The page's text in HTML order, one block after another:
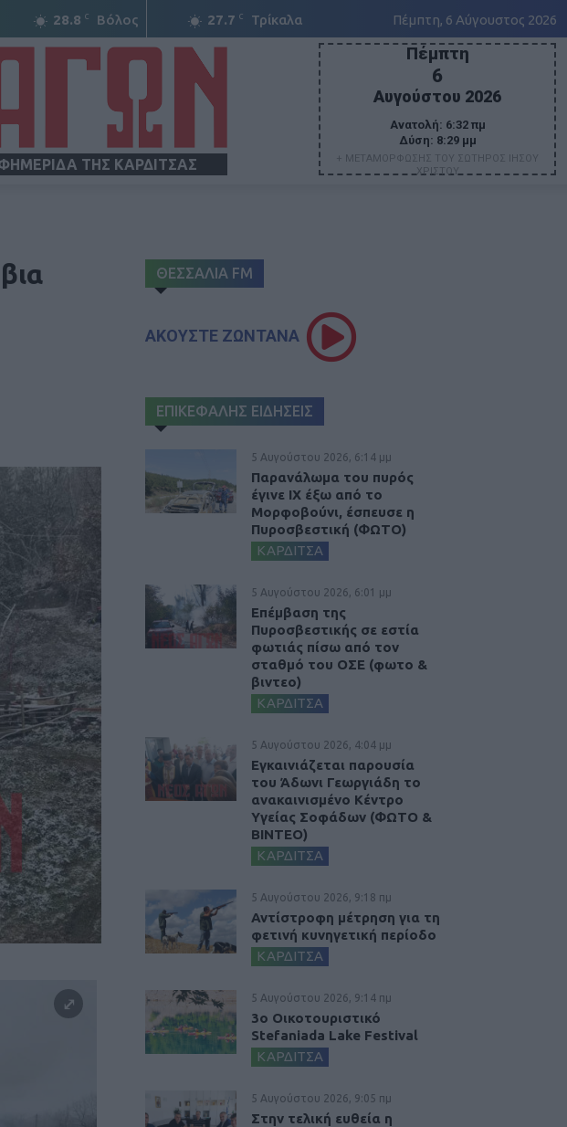
28.8 C Βόλος 27.7 C Τρίκαλα Πέμπτη, 6 Αύγουστος 2026
ΤΗΣ ΚΑΡΔΙΤΣΑΣ
Πέμπτη
6
Αυγούστου 2026
Ανατολή: 6:32 πμ
Δύση: 8:29 μμ
+ ΜΕΤΑΜΟΡΦΩΣΗΣ ΤΟΥ ΣΩΤΗΡΟΣ ΙΗΣΟΥ
ΧΡΙΣΤΟΥ
ΘΕΣΣΑΛΙΑ FM
ΑΚΟΥΣΤΕ ΖΩΝΤΑΝΑ
ΕΠΙΚΕΦΑΛΗΣ ΕΙΔΗΣΕΙΣ
5 Αυγούστου 2026, 6:14 μμ
Παρανάλωμα του πυρός
έγινε ΙΧ έξω από το
Μορφοβούνι, έσπευσε η
Πυροσβεστική (ΦΩΤΟ)
ΚΑΡΔΙΤΣΑ
5 Αυγούστου 2026, 6:01 μμ
Επέμβαση της
Πυροσβεστικής σε εστία
φωτιάς πίσω από τον
σταθμό του ΟΣΕ (φωτο &
βιντεο)
ΚΑΡΔΙΤΣΑ
5 Αυγούστου 2026, 4:04 μμ
Εγκαινιάζεται παρουσία
του Άδωνι Γεωργιάδη το
ανακαινισμένο Κέντρο
Υγείας Σοφάδων (ΦΩΤΟ &
ΒΙΝΤΕΟ)
ΚΑΡΔΙΤΣΑ
5 Αυγούστου 2026, 9:18 πμ
Αντίστροφη μέτρηση για τη
φετινή κυνηγετική περίοδο
ΚΑΡΔΙΤΣΑ
5 Αυγούστου 2026, 9:14 πμ
3ο Οικοτουριστικό
Stefaniada Lake Festival
ΚΑΡΔΙΤΣΑ
5 Αυγούστου 2026, 9:05 πμ
Στην τελική ευθεία η